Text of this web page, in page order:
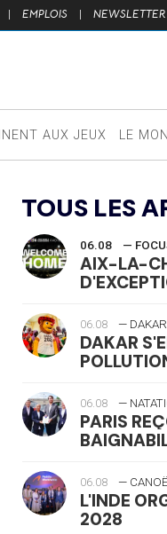
| EMPLOIS | NEWSLETTER
AUX JEUX LE
TOUS LES
06.08 —
AIX-LA-
06.08 —
DAKAR
06.08 —
PARIS
06.08 —
L'INDE
2028